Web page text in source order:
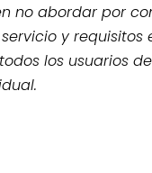
no abordar por
y requisitos
los usuarios